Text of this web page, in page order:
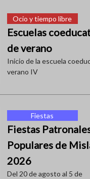
Ocio y tiempo libre
Escuelas
de verano
Inicio de la escuela
verano IV
Fiestas
Fiestas
Populares de
2026
Del 20 de agosto al 5 de